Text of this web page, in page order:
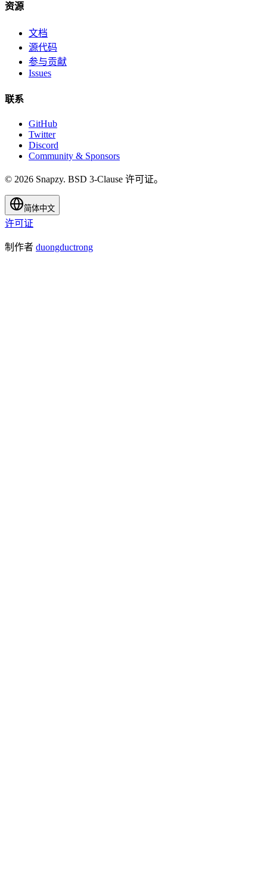
资源
文档
源代码
参与贡献
Issues
联系
GitHub
Twitter
Discord
Community & Sponsors
© 2026 Snapzy. BSD 3-Clause 许可证。
简体中文
许可证
制作者 duongductrong